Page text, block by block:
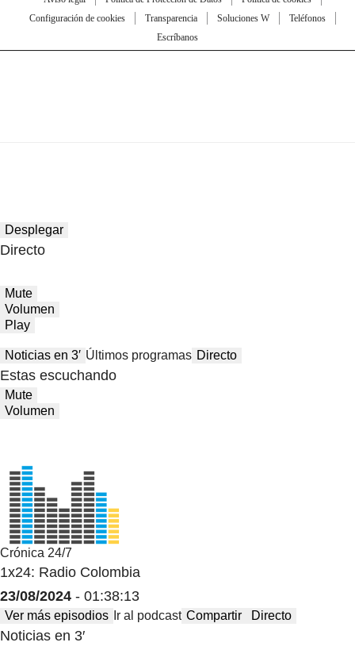
Configuración de cookies
Transparencia Soluciones W
Teléfonos
Escríbanos
Desplegar
Directo
Mute
Volumen
Play
Noticias en 3′ Últimos programas Directo
Estas escuchando
Mute
Volumen
Crónica 24/7
1x24: Radio Colombia
23/08/2024 - 01:38:13
Ver más episodios Ir al podcast Compartir Directo
Noticias en 3′